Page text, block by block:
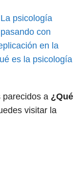
La psicología
con
en la
es la psicología
parecidos a ¿Qué
visitar la